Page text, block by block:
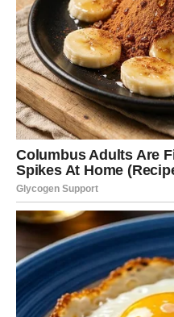
Mnoge Škorpije će tokom
vraća kontrola nad životom.
Posebno su naglašeni
pozivi koji bi mogli
ali na veoma pozitivan